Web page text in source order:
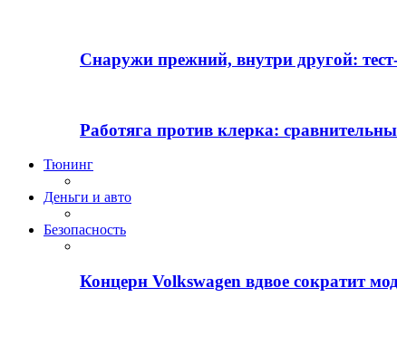
Снаружи прежний, внутри другой:
Работяга против клерка:
Тюнинг
Деньги и авто
Безопасность
Концерн Volkswagen вдвое сократит